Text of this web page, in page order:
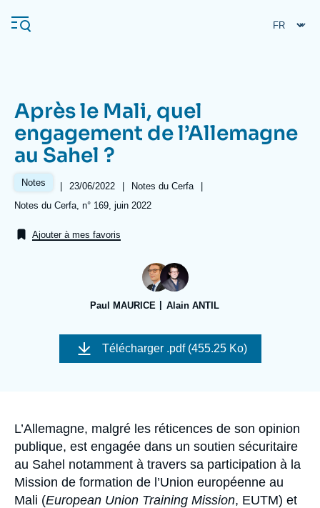
au
contenu
Navigation
principale
L'Ifri
Analyses
Nous soutenir
Après le Mali, quel
engagement de l’Allemagne
au Sahel ?
Notes |
Date
de
23/06/2022 |
Référence
taxonomie
Notes du Cerfa
|
Références
Notes du Cerfa, n° 169, juin 2022
Ajouter à mes favoris
Paul MAURICE Alain ANTIL
Image
couverture
Télécharger .pdf (455.25 Ko)
Accroche
L’Allemagne, malgré les réticences de son opinion
publique, est engagée dans un soutien sécuritaire
au Sahel notamment à travers sa participation à la
Mission de formation de l’Union européenne au
Mali (European Union Training Mission, EUTM) et